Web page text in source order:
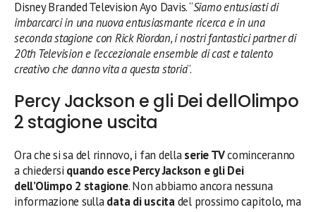
Disney Branded Television Ayo Davis. “Siamo entusiasti di
imbarcarci in una nuova entusiasmante ricerca e in una
seconda stagione con Rick Riordan, i nostri fantastici partner di
20th Television e l’eccezionale ensemble di cast e talento
creativo che danno vita a questa storia”.
Percy Jackson e gli Dei dellOlimpo
2 stagione uscita
Ora che si sa del rinnovo, i fan dellaserie TVcominceranno
a chiedersi quando esce Percy Jackson e gli Dei
dell’Olimpo 2 stagione. Non abbiamo ancora nessuna
informazione sulladata di uscitadel prossimo capitolo, ma